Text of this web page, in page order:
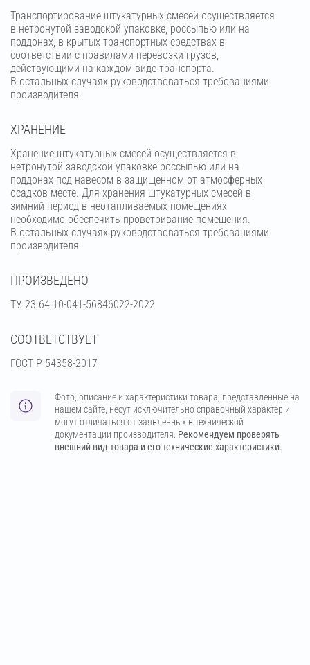
Транспортирование штукатурных смесей осуществляется
в нетронутой заводской упаковке, россыпью или на
поддонах, в крытых транспортных средствах в
соответствии с правилами перевозки грузов,
действующими на каждом виде транспорта.
В остальных случаях руководствоваться требованиями
производителя.
ХРАНЕНИЕ
Хранение штукатурных смесей осуществляется в
нетронутой заводской упаковке россыпью или на
поддонах под навесом в защищенном от атмосферных
осадков месте. Для хранения штукатурных смесей в
зимний период в неотапливаемых помещениях
необходимо обеспечить проветривание помещения.
В остальных случаях руководствоваться требованиями
производителя.
ПРОИЗВЕДЕНО
ТУ 23.64.10-041-56846022-2022
СООТВЕТСТВУЕТ
ГОСТ Р 54358-2017
Фото, описание и характеристики товара, представленные на
нашем сайте, несут исключительно справочный характер и
могут отличаться от заявленных в технической
документации производителя. Рекомендуем проверять
внешний вид товара и его технические характеристики.